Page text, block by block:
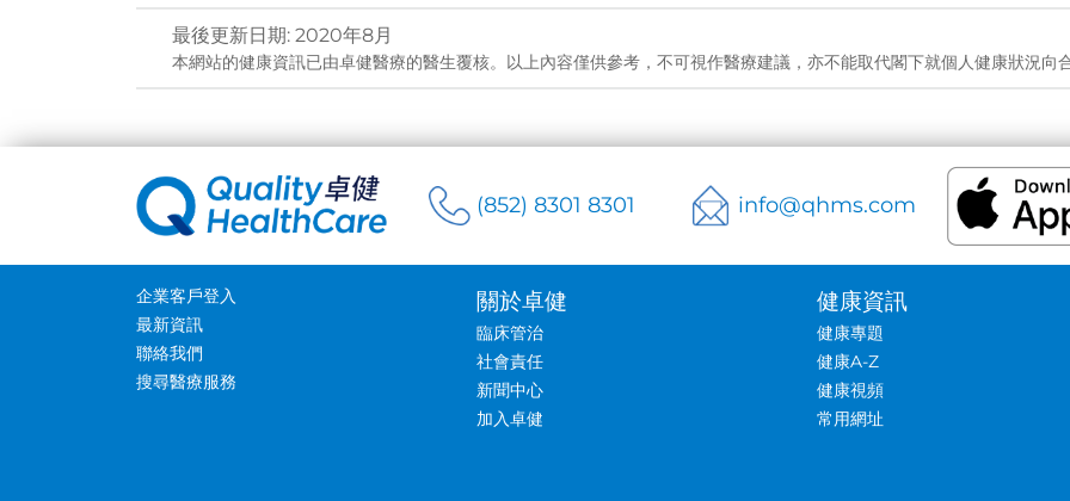
最後更新日期: 2020年8月
本網站的健康資訊已由卓健醫療的醫生覆核。以上內容僅供參考，不可視作醫療建議，亦不能取代閣下就個人健康狀況向
(852) 8301 8301 info@qhms.com
企業客戶登入
最新資訊
聯絡我們
搜尋醫療服務
關於卓健
臨床管治
社會責任
新聞中心
加入卓健
健康資訊
健康專題
健康A-Z
健康視頻
常用網址